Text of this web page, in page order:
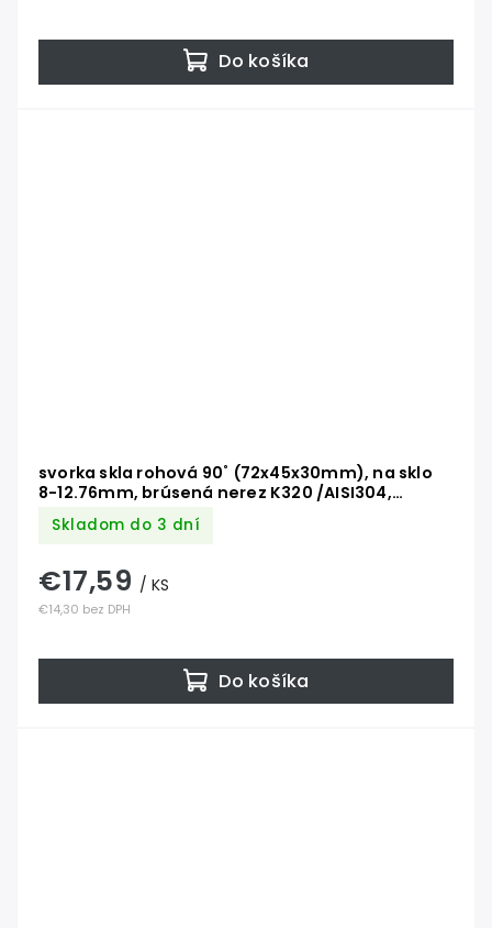
Do košíka
svorka skla rohová 90˚ (72x45x30mm), na sklo
8-12.76mm, brúsená nerez K320 /AISI304,
balenie neobsahuje gumičky na sklo
Skladom do 3 dní
€14,30 bez DPH
€17,59 / KS
Do košíka